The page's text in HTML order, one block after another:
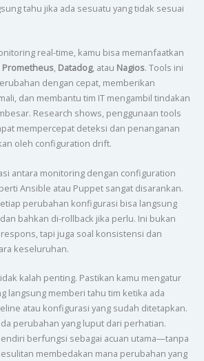
tahu jika ada sesuatu yang tidak sesuai
real-time, kamu bisa memanfaatkan
Prometheus, Datadog, atau Nagios. Tools ini
dengan cepat, memberikan
dan membantu tim IT mengambil tindakan
Research shows, penggunaan tools
mempercepat deteksi dan penanganan
oleh configuration drift.
antara monitoring dengan configuration
Ansible atau Puppet sangat disarankan.
perubahan konfigurasi bisa langsung
bahkan di-rollback jika perlu. Ini bukan
tapi juga soal konsistensi dan
keseluruhan.
kalah penting. Pastikan kamu mengatur
langsung memberi tahu tim ketika ada
atau konfigurasi yang sudah ditetapkan.
perubahan yang luput dari perhatian.
berfungsi sebagai acuan utama—tanpa
membedakan mana perubahan yang